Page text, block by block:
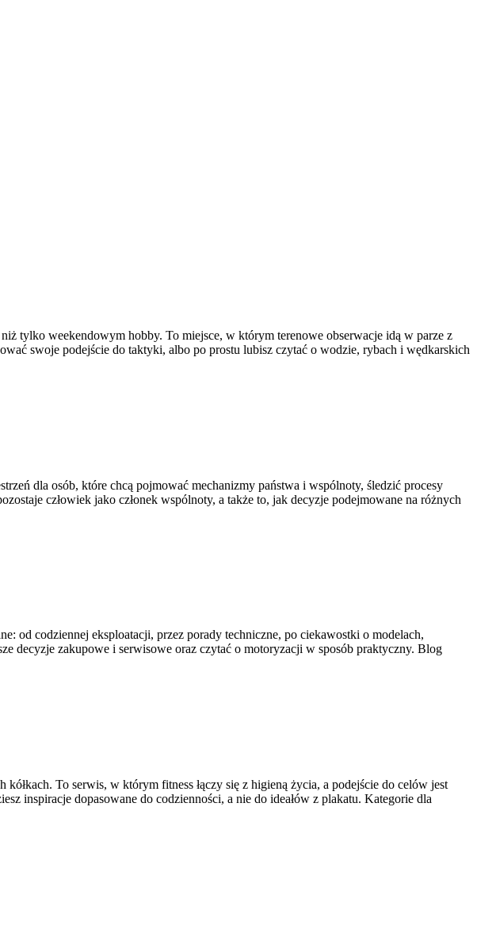
tylko weekendowym hobby. To miejsce, w którym terenowe obserwacje idą w parze z
swoje podejście do taktyki, albo po prostu lubisz czytać o wodzie, rybach i wędkarskich
dla osób, które chcą pojmować mechanizmy państwa i wspólnoty, śledzić procesy
człowiek jako członek wspólnoty, a także to, jak decyzje podejmowane na różnych
od codziennej eksploatacji, przez porady techniczne, po ciekawostki o modelach,
decyzje zakupowe i serwisowe oraz czytać o motoryzacji w sposób praktyczny. Blog
To serwis, w którym fitness łączy się z higieną życia, a podejście do celów jest
inspiracje dopasowane do codzienności, a nie do ideałów z plakatu. Kategorie dla